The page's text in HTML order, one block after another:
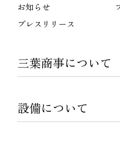
お知らせ
プレスリリース
三葉商事について
設備について